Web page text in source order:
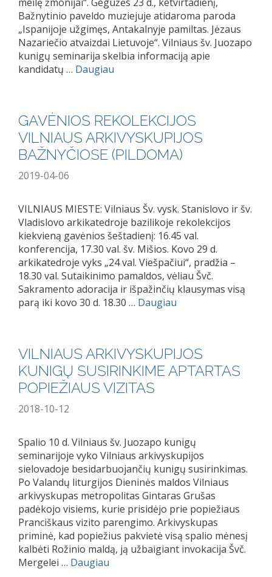
Bažnytinio paveldo muziejuje atidaroma paroda
„Ispanijoje užgimęs, Antakalnyje pamiltas. Jėzaus
Nazariečio atvaizdai Lietuvoje“. Vilniaus šv. Juozapo
kunigų seminarija skelbia informaciją apie
kandidatų … Daugiau
GAVĖNIOS REKOLEKCIJOS
VILNIAUS ARKIVYSKUPIJOS
BAŽNYČIOSE (PILDOMA)
2019-04-06
VILNIAUS MIESTE: Vilniaus Šv. vysk. Stanislovo ir šv.
Vladislovo arkikatedroje bazilikoje rekolekcijos
kiekvieną gavėnios šeštadienį: 16.45 val.
konferencija, 17.30 val. šv. Mišios. Kovo 29 d.
arkikatedroje vyks „24 val. Viešpačiui“, pradžia –
18.30 val. Sutaikinimo pamaldos, vėliau Švč.
Sakramento adoracija ir išpažinčių klausymas visą
parą iki kovo 30 d. 18.30 … Daugiau
VILNIAUS ARKIVYSKUPIJOS
KUNIGŲ SUSIRINKIME APTARTAS
POPIEŽIAUS VIZITAS
2018-10-12
Spalio 10 d. Vilniaus šv. Juozapo kunigų
seminarijoje vyko Vilniaus arkivyskupijos
sielovadoje besidarbuojančių kunigų susirinkimas.
Po Valandų liturgijos Dieninės maldos Vilniaus
arkivyskupas metropolitas Gintaras Grušas
padėkojo visiems, kurie prisidėjo prie popiežiaus
Pranciškaus vizito parengimo. Arkivyskupas
priminė, kad popiežius pakvietė visą spalio mėnesį
kalbėti Rožinio maldą, ją užbaigiant invokacija Švč.
Mergelei … Daugiau